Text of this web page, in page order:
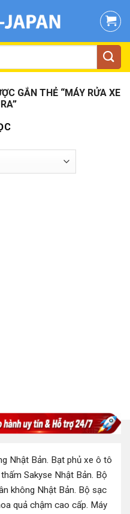
GẮN THẺ “MÁY RỬA XE
₫.
Nhật Bản. Bạt phủ xe ô tô
Sakyse Nhật Bản. Bộ
không Nhật Bản. Bộ sạc
quả chậm cao cấp. Máy